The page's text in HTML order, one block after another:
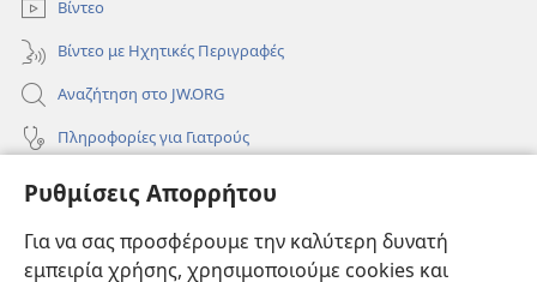
Ρυθμίσεις Απορρήτου
Για να σας προσφέρουμε την καλύτερη δυνατή
εμπειρία χρήσης, χρησιμοποιούμε cookies και
Βίντεο
Βίντεο με Ηχητικές Περιγραφές
Αναζήτηση στο JW.ORG
Πληροφορίες για Γιατρούς
Πληροφορίες για Επίσημους Φορείς και ΜΜΕ